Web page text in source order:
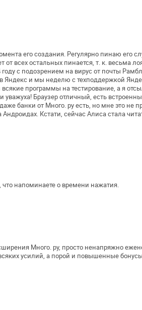
его создания. Регулярно пинаю его
от всех остальных пинается, т. к. весьма
с подозрением на вирус от почты
Яндекс и мы неделю с техподдержкой
программы на тестирование, а я
и уважуха! Браузер отличный, есть
банки от Много. ру есть, но мне это не
Кстати, сейчас Алиса стала
напоминаете о времени нажатия.
Много. ру, просто ненапряжно
усилий, а порой и повышенные